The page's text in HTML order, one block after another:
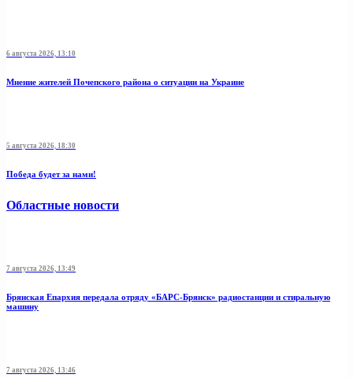
6 августа 2026, 13:10
Мнение жителей Почепского района о ситуации на Украине
5 августа 2026, 18:30
Победа будет за нами!
Областные новости
7 августа 2026, 13:49
Брянская Епархия передала отряду «БАРС-Брянск» радиостанции и стиральную
машину
7 августа 2026, 13:46